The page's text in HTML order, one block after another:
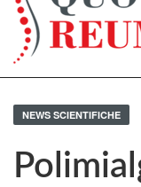
NEWS SCIENTIFICHE